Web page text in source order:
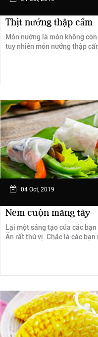
04 Oct, 2019
Thịt nướng thập cẩm
Món nướng là món không
tuy nhiên món nướng thập
04 Oct, 2019
Nem cuộn măng tây
Lại một sáng tạo của các
Ăn rất thú vị. Chắc là các